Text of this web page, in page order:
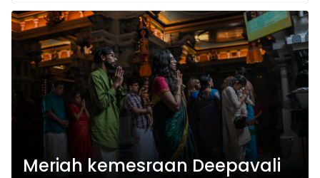
Meriah kemesraan Deepavali